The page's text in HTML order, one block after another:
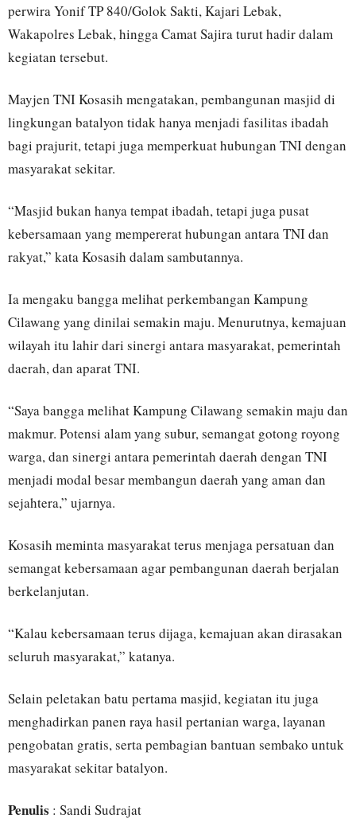
perwira Yonif TP 840/Golok Sakti, Kajari Lebak,
Wakapolres Lebak, hingga Camat Sajira turut hadir dalam
kegiatan tersebut.
Mayjen TNI Kosasih mengatakan, pembangunan masjid di
lingkungan batalyon tidak hanya menjadi fasilitas ibadah
bagi prajurit, tetapi juga memperkuat hubungan TNI dengan
masyarakat sekitar.
“Masjid bukan hanya tempat ibadah, tetapi juga pusat
kebersamaan yang mempererat hubungan antara TNI dan
rakyat,” kata Kosasih dalam sambutannya.
Ia mengaku bangga melihat perkembangan Kampung
Cilawang yang dinilai semakin maju. Menurutnya, kemajuan
wilayah itu lahir dari sinergi antara masyarakat, pemerintah
daerah, dan aparat TNI.
“Saya bangga melihat Kampung Cilawang semakin maju dan
makmur. Potensi alam yang subur, semangat gotong royong
warga, dan sinergi antara pemerintah daerah dengan TNI
menjadi modal besar membangun daerah yang aman dan
sejahtera,” ujarnya.
Kosasih meminta masyarakat terus menjaga persatuan dan
semangat kebersamaan agar pembangunan daerah berjalan
berkelanjutan.
“Kalau kebersamaan terus dijaga, kemajuan akan dirasakan
seluruh masyarakat,” katanya.
Selain peletakan batu pertama masjid, kegiatan itu juga
menghadirkan panen raya hasil pertanian warga, layanan
pengobatan gratis, serta pembagian bantuan sembako untuk
masyarakat sekitar batalyon.
Penulis : Sandi Sudrajat